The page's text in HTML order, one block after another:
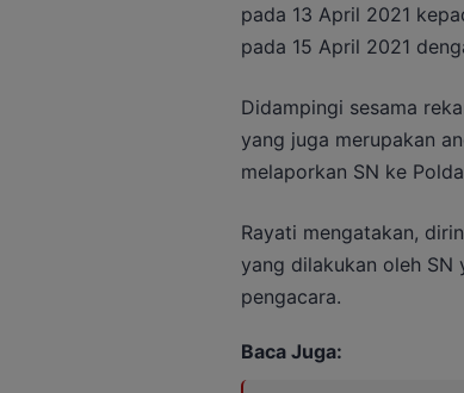
pada 13 April 2021
pada 15 April 2021
Didampingi sesama
yang juga merupakan
melaporkan SN ke
Rayati mengatakan,
yang dilakukan oleh
pengacara.
Baca Juga: